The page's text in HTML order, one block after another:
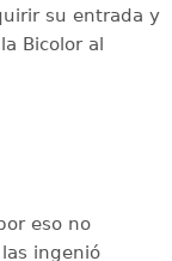
su entrada y
Bicolor al
eso no
ingenió